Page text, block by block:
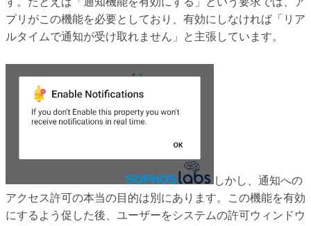
プリがこの機能を必要としており、有効にしなければ「リア
ルタイムで通知が受け取れません」と主張しています。
しかし、通知への
アクセス許可の本当の目的は別にあります。この機能を有効
にするよう促した後、ユーザーをシステムの許可ウィンドウ